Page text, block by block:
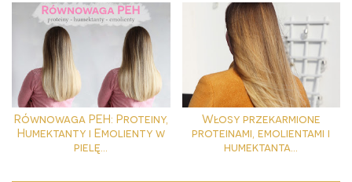
Równowaga PEH: Proteiny,
Humektanty i Emolienty w
pielę...
Włosy przekarmione
proteinami, emolientami i
humektanta...